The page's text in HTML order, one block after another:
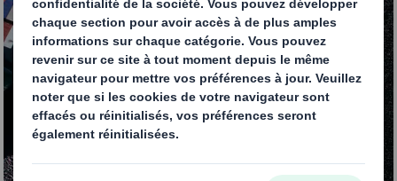
Exploiter le potentiel
de l'emballage
TÉLÉCHARGER LE RAPPORT ICI